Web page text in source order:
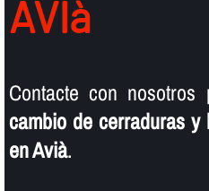
AVIà
Contacte con
cambio de cerraduras
en Avià.